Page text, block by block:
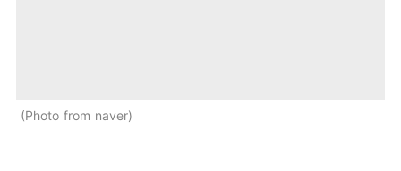
Photo from naver